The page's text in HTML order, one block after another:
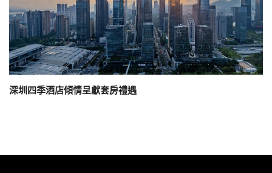
深圳四季酒店傾情呈獻套房禮遇